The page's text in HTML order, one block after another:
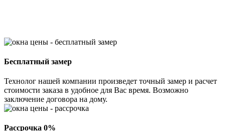
Бесплатный замер
Технолог нашей компании произведет точный замер и расчет
стоимости заказа в удобное для Вас время. Возможно
заключение договора на дому.
Рассрочка 0%